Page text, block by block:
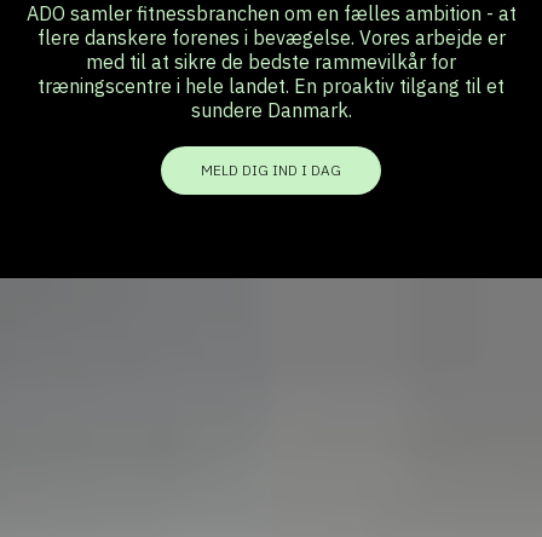
ADO samler fitnessbranchen om en fælles ambition - at
flere danskere forenes i bevægelse. Vores arbejde er
med til at sikre de bedste rammevilkår for
træningscentre i hele landet. En proaktiv tilgang til et
sundere Danmark.
MELD DIG IND I DAG